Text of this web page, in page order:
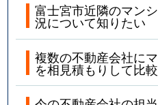
富士宮市近隣のマン
況について知りたい
複数の不動産会社に
を相見積もりして比